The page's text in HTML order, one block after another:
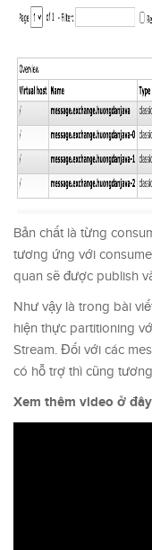
Bản chất là từng
tương ứng với
quan sẽ được publish
Như vậy là trong bài
hiện thực partitioning
Stream. Đối với các
có hỗ trợ thì cũng
Xem thêm video ở